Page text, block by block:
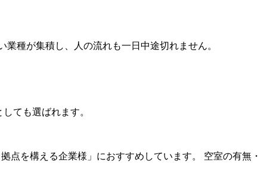
種が集積し、人の流れも一日中途切れません。
ても選ばれます。
点を構える企業様」におすすめしています。 空室の有無・